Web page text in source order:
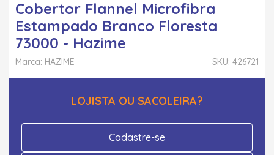
Cobertor Flannel Microfibra
Estampado Branco Floresta
73000 - Hazime
SKU: 426721
Marca: HAZIME
LOJISTA OU SACOLEIRA?
Cadastre-se